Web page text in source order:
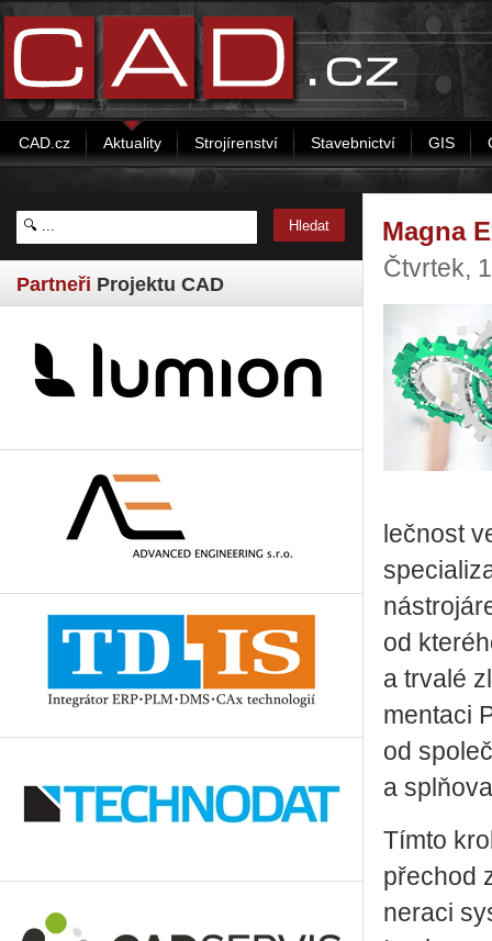
CAD.cz Aktuality Strojírenství Stavebnictví GIS
Partneři Projektu CAD
Magna
Čtvrtek,
leč­nost
od
a tr­va­lé
men­ta­ci
od
a
Tímto
pře­chod
ne­ra­ci